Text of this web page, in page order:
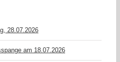
28.07.2026
am 18.07.2026